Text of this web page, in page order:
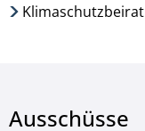
Klimaschutzbeirat
Ausschüsse